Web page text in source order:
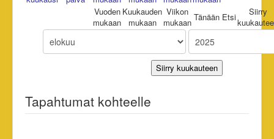
Vuoden
mukaan
Kuukauden
mukaan
Viikon
mukaan Tänään Etsi
Siirry
Siirry kuukauteen
Tapahtumat kohteelle